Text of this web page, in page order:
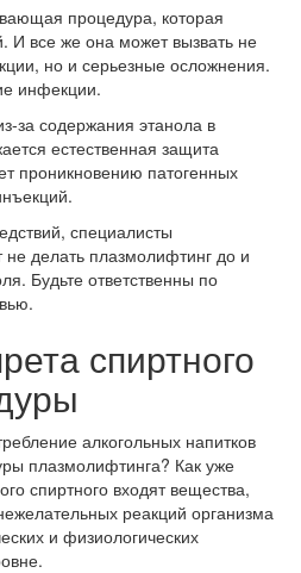
процедура, которая
И все же она может вызвать не
но и серьезные осложнения.
инфекции.
за содержания этанола в
естественная защита
проникновению патогенных
специалисты
делать плазмолифтинг до и
Будьте ответственны по
спиртного
алкогольных напитков
плазмолифтинга? Как уже
спиртного входят вещества,
реакций организма
и физиологических